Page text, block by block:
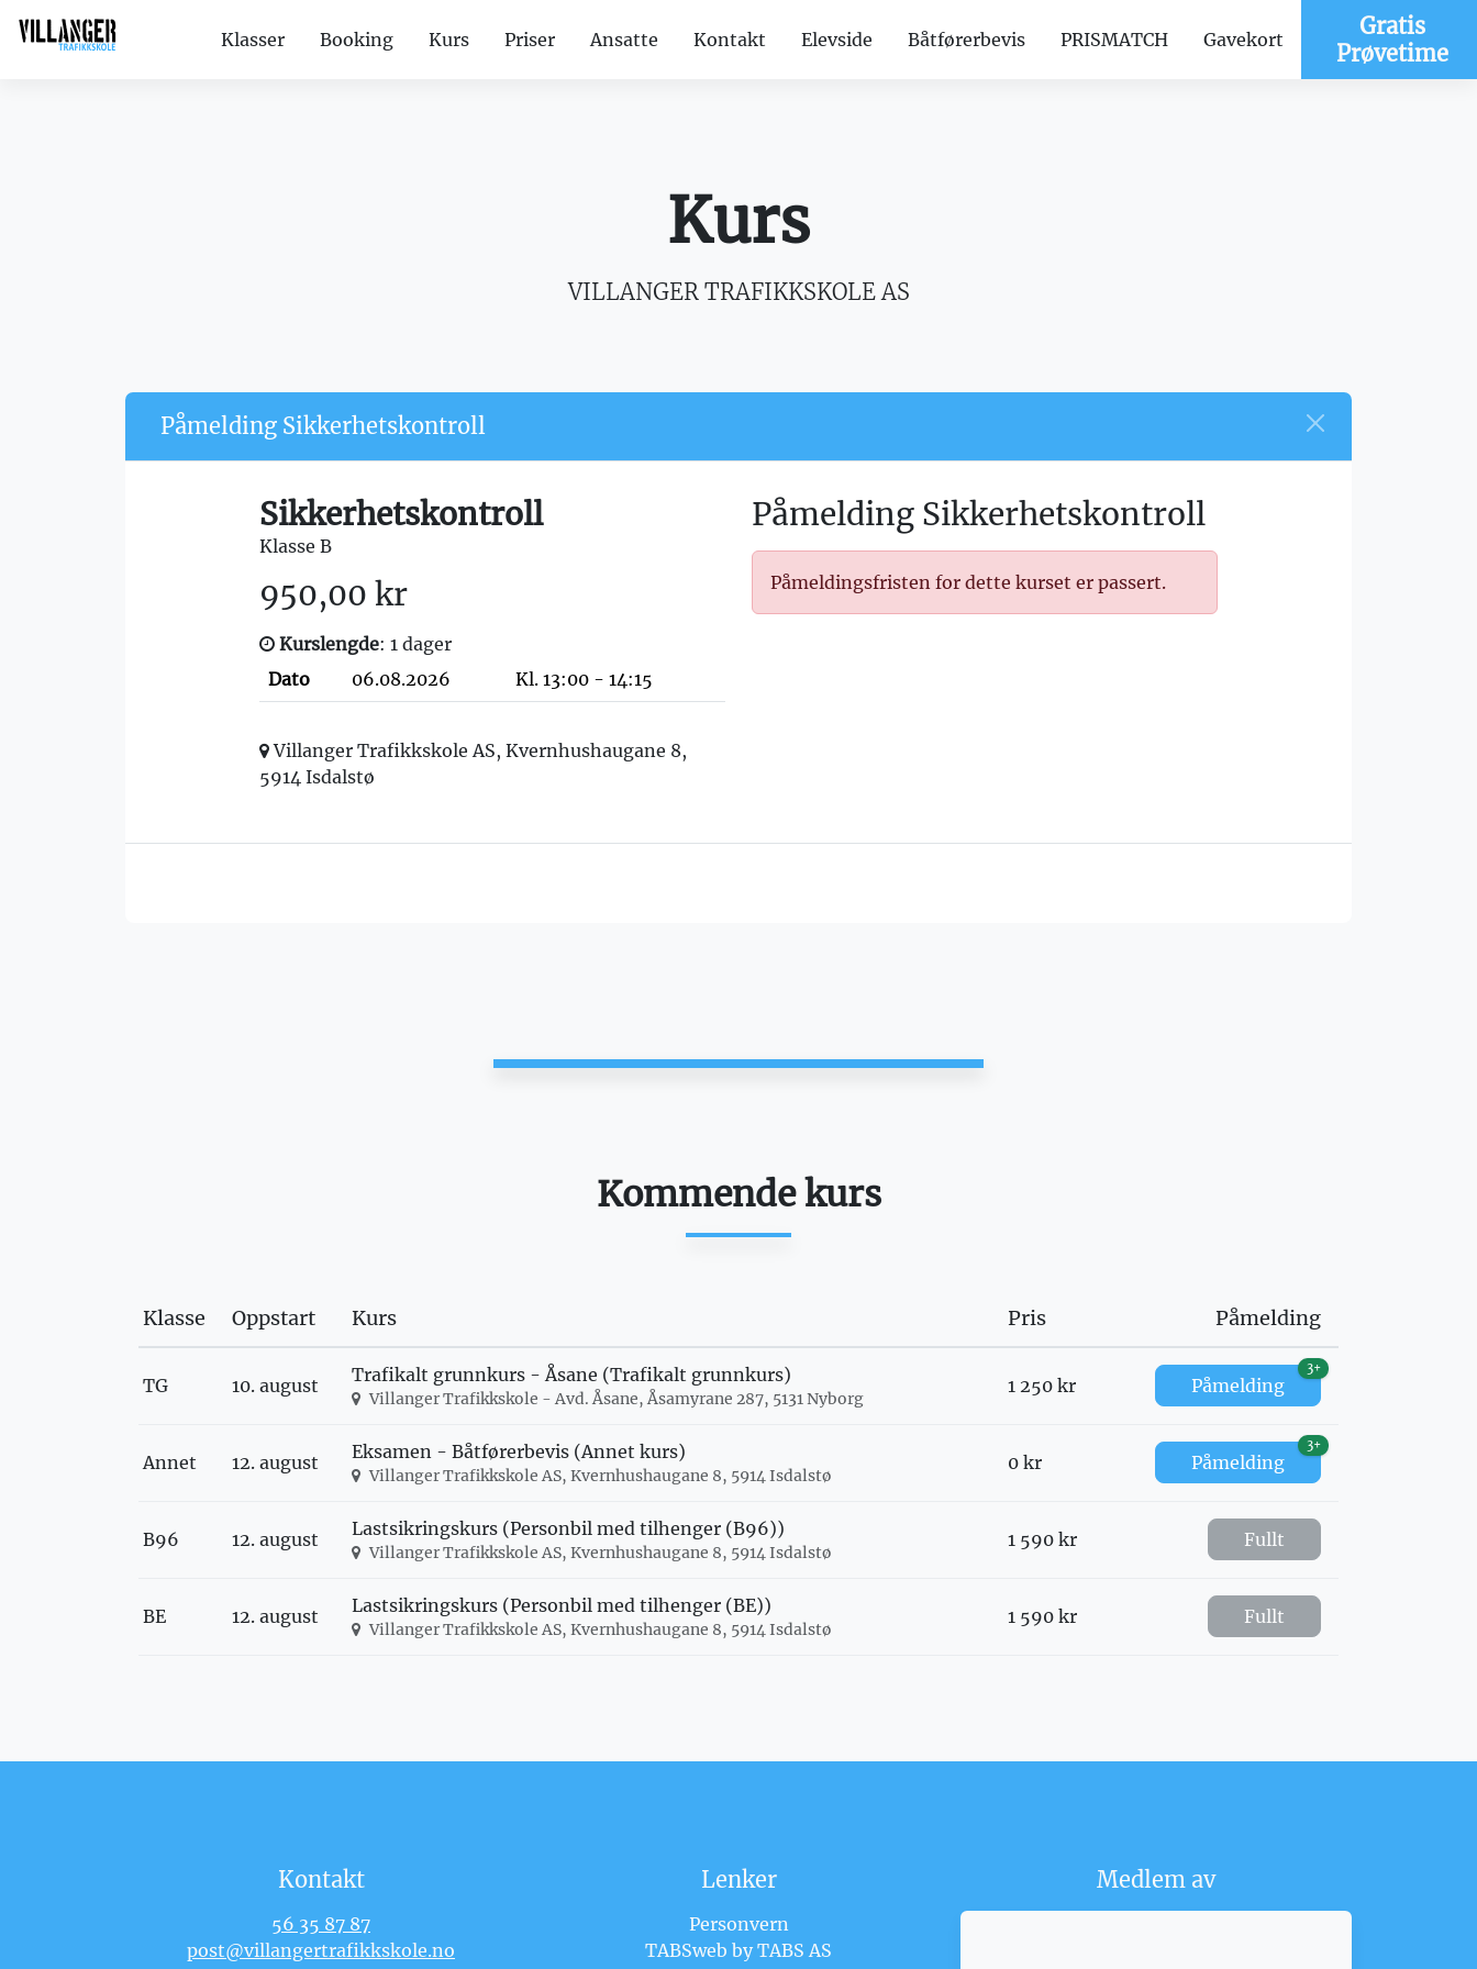
Klasser Booking Kurs Priser Ansatte Kontakt Elevside Båtførerbevis PRISMATCH Gavekort
Gratis
Prøvetime
Kurs
VILLANGER TRAFIKKSKOLE AS
Påmelding Sikkerhetskontroll
Påmelding Sikkerhetskontroll
Påmeldingsfristen for dette kurset er passert.
Sikkerhetskontroll
Klasse B
950,00 kr
Kurslengde: 1 dager
Dato
06.08.2026 Kl. 13:00 - 14:15
Villanger Trafikkskole AS, Kvernhushaugane 8,
5914 Isdalstø
Kommende kurs
Klasse Oppstart Kurs Pris Påmelding
TG 10. august Trafikalt grunnkurs - Åsane (Trafikalt grunnkurs)
Villanger Trafikkskole - Avd. Åsane, Åsamyrane 287, 5131 Nyborg
1 250 kr Påmelding
3+
Annet 12. august Eksamen - Båtførerbevis (Annet kurs)
Villanger Trafikkskole AS, Kvernhushaugane 8, 5914 Isdalstø
0 kr Påmelding
3+
B96 12. august Lastsikringskurs (Personbil med tilhenger (B96))
Villanger Trafikkskole AS, Kvernhushaugane 8, 5914 Isdalstø
1 590 kr Fullt
BE 12. august Lastsikringskurs (Personbil med tilhenger (BE))
Villanger Trafikkskole AS, Kvernhushaugane 8, 5914 Isdalstø
1 590 kr Fullt
Kontakt
56 35 87 87
post@villangertrafikkskole.no
Lenker
Personvern
TABSweb by TABS AS
Medlem av